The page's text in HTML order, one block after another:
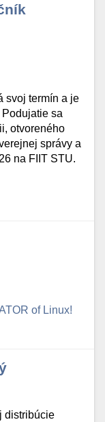
svoj termín a je
sa
otvoreného
správy a
na FIIT STU.
of Linux!
distribúcie